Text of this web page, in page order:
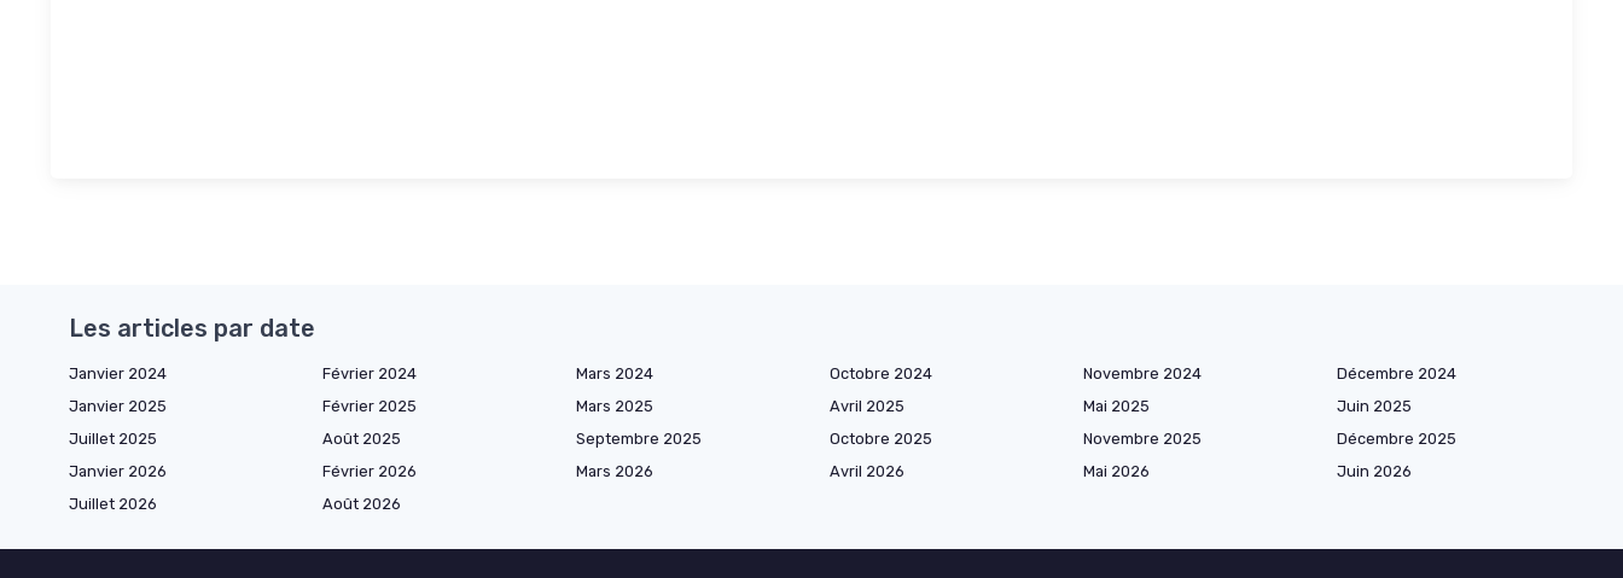
Les articles par date
Janvier 2024 Février 2024 Mars 2024 Octobre 2024 Novembre 2024
Décembre 2024
Janvier 2025
Février 2025 Mars 2025 Avril 2025 Mai 2025
Juin 2025
Juillet 2025
Août 2025 Septembre 2025 Octobre 2025 Novembre 2025
Décembre 2025
Janvier 2026
Février 2026 Mars 2026 Avril 2026 Mai 2026
Juin 2026
Juillet 2026
Août 2026